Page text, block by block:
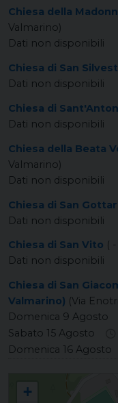
Chiesa della
Valmarino)
Dati non disponibili
Chiesa di San
Dati non disponibili
Chiesa di
Dati non disponibili
Chiesa della Beata
Valmarino)
Dati non disponibili
Chiesa di San
Dati non disponibili
Chiesa di San Vito (
Dati non disponibili
Chiesa di San
Valmarino) (Via
Domenica 9 Agosto
Sabato 15 Agosto
Domenica 16 Agosto
CISON DI VALMARINO
+